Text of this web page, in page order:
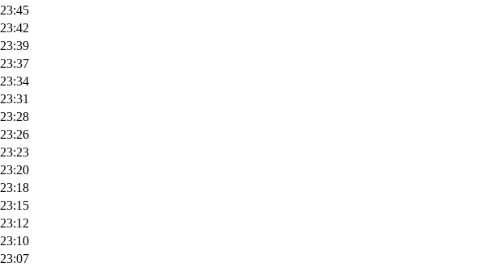
23:45
23:42
23:39
23:37
23:34
23:31
23:28
23:26
23:23
23:20
23:18
23:15
23:12
23:10
23:07